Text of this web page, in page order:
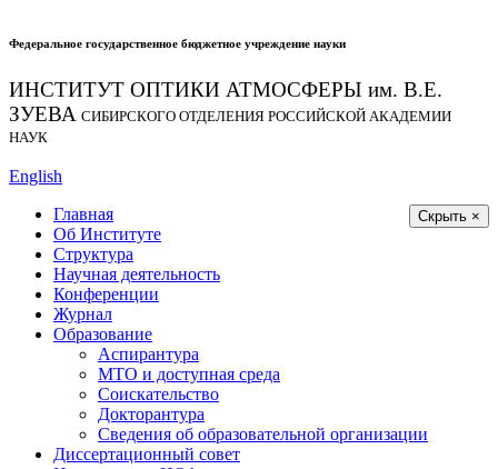
Федеральное государственное бюджетное учреждение науки
ИНСТИТУТ ОПТИКИ АТМОСФЕРЫ им. В.Е.
ЗУЕВА СИБИРСКОГО ОТДЕЛЕНИЯ РОССИЙСКОЙ АКАДЕМИИ
НАУК
English
Скрыть ×
Главная
Об Институте
Структура
Научная деятельность
Конференции
Журнал
Образование
Аспирантура
МТО и доступная среда
Соискательство
Докторантура
Сведения об образовательной организации
Диссертационный совет